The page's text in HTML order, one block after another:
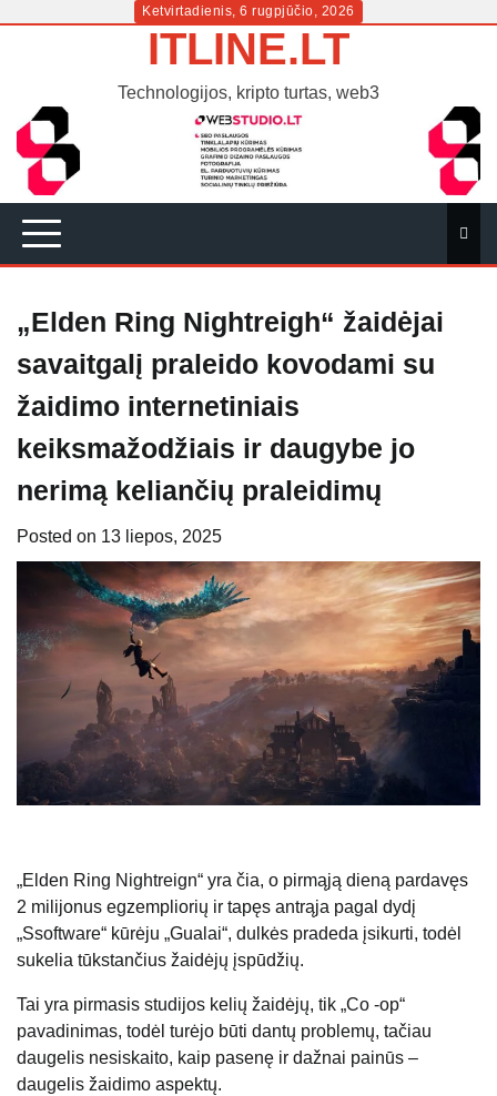
Ketvirtadienis, 6 rugpjūčio, 2026
ITLINE.LT
Technologijos, kripto turtas, web3
„Elden Ring Nightreigh“ žaidėjai
savaitgalį praleido kovodami su
žaidimo internetiniais
keiksmažodžiais ir daugybe jo
nerimą keliančių praleidimų
Posted on 13 liepos, 2025
„Elden Ring Nightreign“ yra čia, o pirmąją dieną pardavęs
2 milijonus egzempliorių ir tapęs antrąja pagal dydį
„Ssoftware“ kūrėju „Gualai“, dulkės pradeda įsikurti, todėl
sukelia tūkstančius žaidėjų įspūdžių.
Tai yra pirmasis studijos kelių žaidėjų, tik „Co -op“
pavadinimas, todėl turėjo būti dantų problemų, tačiau
daugelis nesiskaito, kaip pasenę ir dažnai painūs –
daugelis žaidimo aspektų.